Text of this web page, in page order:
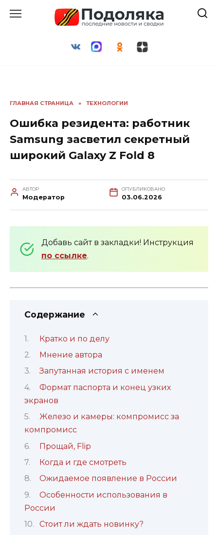
ГЛАВНАЯ СТРАНИЦА » ТЕХНОЛОГИИ
Ошибка резидента: работник
Samsung засветил секретный
широкий Galaxy Z Fold 8
АВТОР
Модератор
ОПУБЛИКОВАНО
03.06.2026
Добавь сайт в закладки! Инструкция
по ссылке.
Содержание
Кратко и по делу
Мнение автора
Запутанная история с именем
Формат паспорта и конец узких
экранов
Железо и камеры: компромисс за
компромисс
Прощай, Flip
Когда и где смотреть
Ожидаемое появление в России
Особенности использования в
России
Стоит ли ждать новинку?